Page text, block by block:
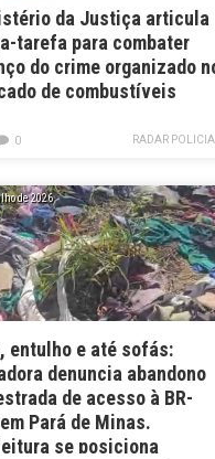
da Justiça articula
tarefa para combater
do crime organizado
de combustíveis
RADAR
0
de 2026
entulho e até sofás:
denuncia abandono
de acesso à BR-
Pará de Minas.
se posiciona